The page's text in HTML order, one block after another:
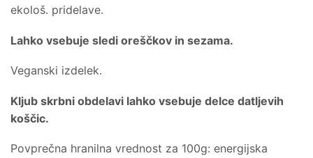
ekološ. pridelave.
Lahko vsebuje sledi oreščkov in sezama.
Veganski izdelek.
Kljub skrbni obdelavi lahko vsebuje delce datljevih
koščic.
Povprečna hranilna vrednost za 100g: energijska